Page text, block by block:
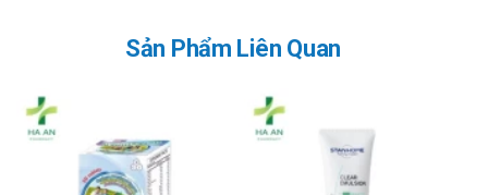
Hỗ trợ tăng sức bền thành mạch. Hỗ trợ giảm nguy cơ bị trĩ.
Người lớn bị trĩ hoặc có nguy cơ bị trĩ.
Cách dùng
Sản Phẩm Liên Quan